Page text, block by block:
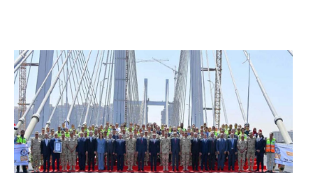
الرئيس عبد الفتاح السيسي يفتتح محور روض الفرج
وكوبري تحيا مصر